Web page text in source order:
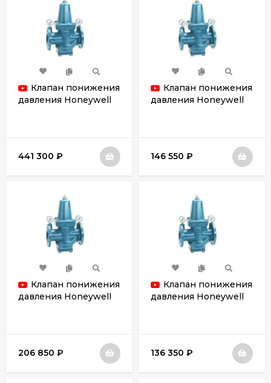
Клапан понижения
давления Honeywell
441 300 ₽
Клапан понижения
давления Honeywell
146 550 ₽
Клапан понижения
давления Honeywell
206 850 ₽
Клапан понижения
давления Honeywell
136 350 ₽